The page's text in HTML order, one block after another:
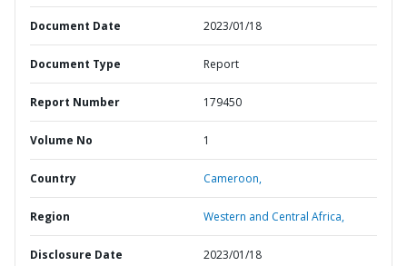
Document Date 2023/01/18
Document Type Report
Report Number 179450
Volume No 1
Country Cameroon,
Region Western and Central Africa,
Disclosure Date 2023/01/18